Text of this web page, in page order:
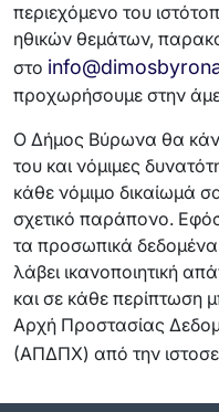
περιεχόμενο του
ηθικών θεμάτων,
στο
προχωρήσουμε στην
Ο Δήμος Βύρωνα θα
του και νόμιμες
κάθε νόμιμο δικαίωμά
σχετικό παράπονο.
τα προσωπικά δεδομένα
λάβει ικανοποιητική
και σε κάθε περίπτωση
Αρχή Προστασίας
(ΑΠΔΠΧ) από την